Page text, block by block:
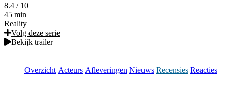
8.4 / 10
45 min
Reality
Volg deze serie
Bekijk trailer
Overzicht Acteurs Afleveringen Nieuws Recensies Reacties